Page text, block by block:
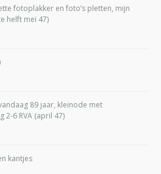
fotoplakker en foto’s pletten, mijn
helft mei 47)
89 jaar, kleinode met
2-6 RVA (april 47)
kantjes